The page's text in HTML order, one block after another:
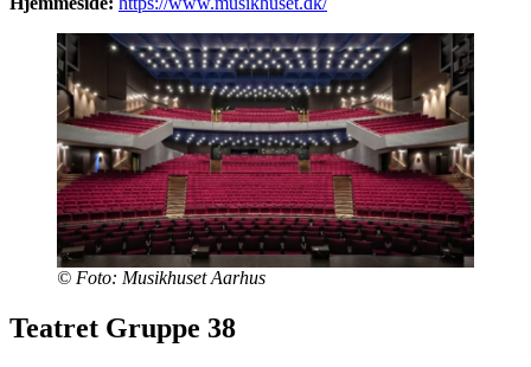
© Foto: Musikhuset Aarhus
Teatret Gruppe 38